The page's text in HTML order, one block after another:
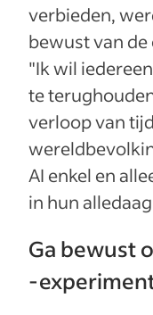
verbieden,
bewust van
"Ik wil
te
verloop van
AI enkel en
in hun
Ga bewust
-